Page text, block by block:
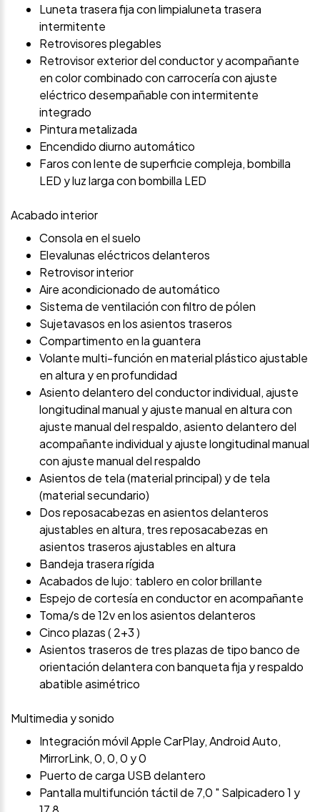
Luneta trasera fija con limpialuneta trasera
intermitente
Retrovisores plegables
Retrovisor exterior del conductor y acompañante
en color combinado con carrocería con ajuste
eléctrico desempañable con intermitente
integrado
Pintura metalizada
Encendido diurno automático
Faros con lente de superficie compleja, bombilla
LED y luz larga con bombilla LED
Acabado interior
Consola en el suelo
Elevalunas eléctricos delanteros
Retrovisor interior
Aire acondicionado de automático
Sistema de ventilación con filtro de pólen
Sujetavasos en los asientos traseros
Compartimento en la guantera
Volante multi-función en material plástico ajustable
en altura y en profundidad
Asiento delantero del conductor individual, ajuste
longitudinal manual y ajuste manual en altura con
ajuste manual del respaldo, asiento delantero del
acompañante individual y ajuste longitudinal manual
con ajuste manual del respaldo
Asientos de tela (material principal) y de tela
(material secundario)
Dos reposacabezas en asientos delanteros
ajustables en altura, tres reposacabezas en
asientos traseros ajustables en altura
Bandeja trasera rígida
Acabados de lujo: tablero en color brillante
Espejo de cortesía en conductor en acompañante
Toma/s de 12v en los asientos delanteros
Cinco plazas ( 2+3 )
Asientos traseros de tres plazas de tipo banco de
orientación delantera con banqueta fija y respaldo
abatible asimétrico
Multimedia y sonido
Integración móvil Apple CarPlay, Android Auto,
MirrorLink, 0, 0, 0 y 0
Puerto de carga USB delantero
Pantalla multifunción táctil de 7,0 " Salpicadero 1 y